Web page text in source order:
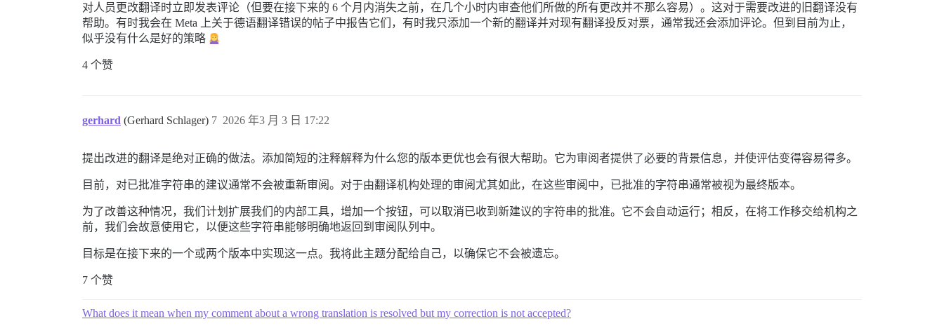
对人员更改翻译时立即发表评论（但要在接下来的 6 个月内消失之前，在几个小时内审查他们所做的所有更改并不那么容易）。这对于需要改进的旧翻译没有
帮助。有时我会在 Meta 上关于德语翻译错误的帖子中报告它们，有时我只添加一个新的翻译并对现有翻译投反对票，通常我还会添加评论。但到目前为止，
似乎没有什么是好的策略
4 个赞
gerhard (Gerhard Schlager) 2026 年3 月 3 日 17:22
7
提出改进的翻译是绝对正确的做法。添加简短的注释解释为什么您的版本更优也会有很大帮助。它为审阅者提供了必要的背景信息，并使评估变得容易得多。
目前，对已批准字符串的建议通常不会被重新审阅。对于由翻译机构处理的审阅尤其如此，在这些审阅中，已批准的字符串通常被视为最终版本。
为了改善这种情况，我们计划扩展我们的内部工具，增加一个按钮，可以取消已收到新建议的字符串的批准。它不会自动运行；相反，在将工作移交给机构之
前，我们会故意使用它，以便这些字符串能够明确地返回到审阅队列中。
目标是在接下来的一个或两个版本中实现这一点。我将此主题分配给自己，以确保它不会被遗忘。
7 个赞
What does it mean when my comment about a wrong translation is resolved but my correction is not accepted?